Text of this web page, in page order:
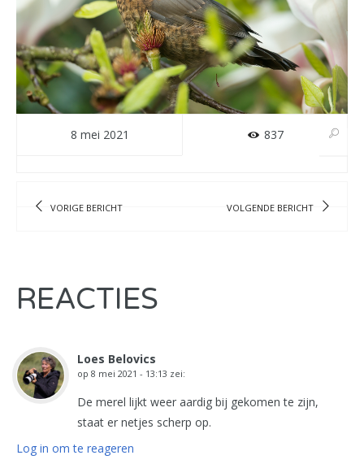
8 mei 2021 837
VORIGE BERICHT VOLGENDE BERICHT
REACTIES
Loes Belovics
op 8 mei 2021 - 13:13 zei:
De merel lijkt weer aardig bij gekomen te zijn,
staat er netjes scherp op.
Log in om te reageren